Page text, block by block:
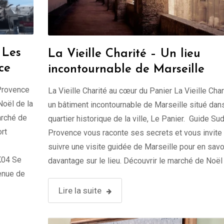
de la
de
Se
de
La Vieille Charité – Un lieu
incontournable de Marseille
La Vieille Charité au cœur du Panier La Vieille
un bâtiment incontournable de Marseille situé
quartier historique de la ville, Le Panier. Guide Sud
Provence vous raconte ses secrets et vous invite
suivre une visite guidée de Marseille pour en
davantage sur le lieu. Découvrir le marché de
Lire la suite